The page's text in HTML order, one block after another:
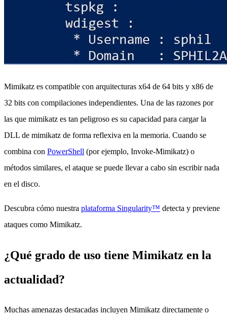
Mimikatz es compatible con arquitecturas x64 de 64 bits y x86 de
32 bits con compilaciones independientes. Una de las razones por
las que mimikatz es tan peligroso es su capacidad para cargar la
DLL de mimikatz de forma reflexiva en la memoria. Cuando se
combina con PowerShell (por ejemplo, Invoke-Mimikatz) o
métodos similares, el ataque se puede llevar a cabo sin escribir nada
en el disco.
Descubra cómo nuestra plataforma Singularity™ detecta y previene
ataques como Mimikatz.
¿Qué grado de uso tiene Mimikatz en la
actualidad?
Muchas amenazas destacadas incluyen Mimikatz directamente o